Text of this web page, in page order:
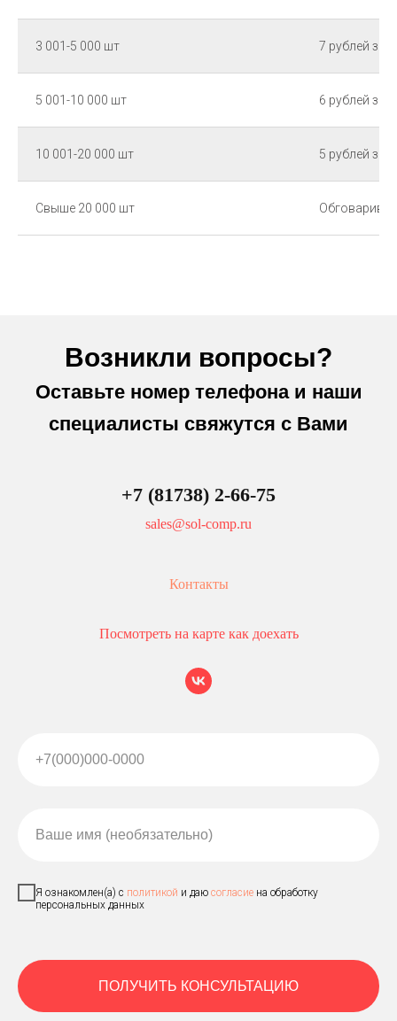
3 001-5 000 шт 7 рублей за
5 001-10 000 шт 6 рублей за
10 001-20 000 шт 5 рублей за
Свыше 20 000 шт
Возникли вопросы?
Оставьте номер телефона и наши
специалисты свяжутся с Вами
+7 (81738) 2-66-75
sales@sol-comp.ru
Контакты
Посмотреть на карте как доехать
+7(000)000-0000
Ваше имя (необязательно)
Я ознакомлен(а) с политикой и даю согласие на обработку
персональных данных
ПОЛУЧИТЬ КОНСУЛЬТАЦИЮ